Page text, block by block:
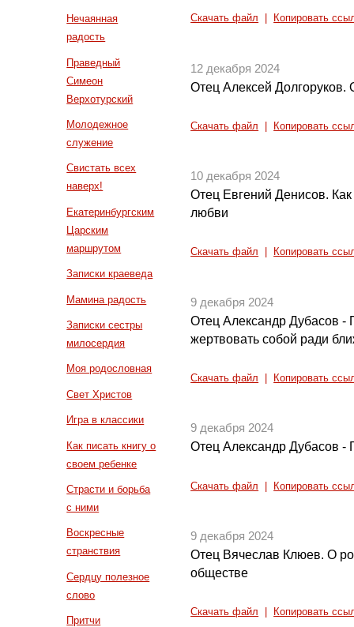
Нечаянная
радость
Праведный
Симеон
Верхотурский
Молодежное
служение
Свистать всех
наверх!
Екатеринбургским
Царским
маршрутом
Записки краеведа
Мамина радость
Записки сестры
милосердия
Моя родословная
Свет Христов
Игра в классики
Как писать книгу о
своем ребенке
Страсти и борьба
с ними
Воскресные
странствия
Сердцу полезное
слово
Притчи
Скачать файл Копировать
12 декабря 2024
Отец Алексей Долгоруков.
Скачать файл Копировать
10 декабря 2024
Отец Евгений Денисов.
любви
Скачать файл Копировать
9 декабря 2024
Отец Александр Дубасов -
жертвовать собой ради
Скачать файл Копировать
9 декабря 2024
Отец Александр Дубасов -
Скачать файл Копировать
9 декабря 2024
Отец Вячеслав Клюев. О
обществе
Скачать файл Копировать